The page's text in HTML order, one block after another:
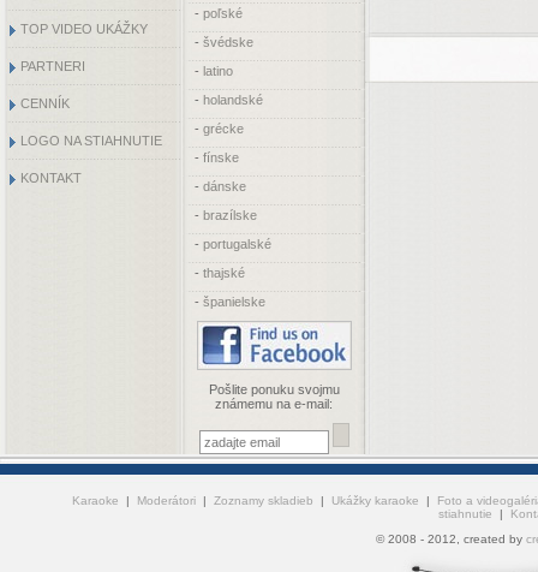
TOP VIDEO UKÁŽKY
PARTNERI
CENNÍK
LOGO NA STIAHNUTIE
KONTAKT
- poľské
- švédske
- latino
- holandské
- grécke
- fínske
- dánske
- brazílske
- portugalské
- thajské
- španielske
Pošlite ponuku svojmu
známemu na e-mail:
Karaoke | Moderátori | Zoznamy skladieb | Ukážky karaoke | Foto a
stiahnutie |
© 2008 - 2012, created by